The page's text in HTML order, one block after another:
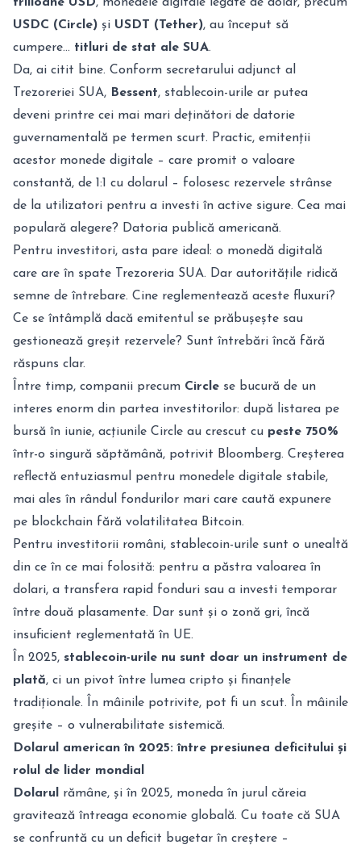
USDC (Circle) și USDT (Tether), au început să
cumpere... titluri de stat ale SUA.
Da, ai citit bine. Conform secretarului adjunct al
Trezoreriei SUA, Bessent, stablecoin-urile ar putea
deveni printre cei mai mari deținători de datorie
guvernamentală pe termen scurt. Practic, emitenții
acestor monede digitale – care promit o valoare
constantă, de 1:1 cu dolarul – folosesc rezervele strânse
de la utilizatori pentru a investi în active sigure. Cea mai
populară alegere? Datoria publică americană.
Pentru investitori, asta pare ideal: o monedă digitală
care are în spate Trezoreria SUA. Dar autoritățile ridică
semne de întrebare. Cine reglementează aceste fluxuri?
Ce se întâmplă dacă emitentul se prăbușește sau
gestionează greșit rezervele? Sunt întrebări încă fără
răspuns clar.
Între timp, companii precum Circle se bucură de un
interes enorm din partea investitorilor: după listarea pe
bursă în iunie, acțiunile Circle au crescut cu peste 750%
într-o singură săptămână, potrivit Bloomberg. Creșterea
reflectă entuziasmul pentru monedele digitale stabile,
mai ales în rândul fondurilor mari care caută expunere
pe blockchain fără volatilitatea Bitcoin.
Pentru investitorii români, stablecoin-urile sunt o unealtă
din ce în ce mai folosită: pentru a păstra valoarea în
dolari, a transfera rapid fonduri sau a investi temporar
între două plasamente. Dar sunt și o zonă gri, încă
insuficient reglementată în UE.
În 2025, stablecoin-urile nu sunt doar un instrument de
plată, ci un pivot între lumea cripto și finanțele
tradiționale. În mâinile potrivite, pot fi un scut. În mâinile
greșite – o vulnerabilitate sistemică.
Dolarul american în 2025: între presiunea deficitului și
rolul de lider mondial
Dolarul
rămâne, și în 2025, moneda în jurul căreia
gravitează întreaga economie globală. Cu toate că SUA
se confruntă cu un deficit bugetar în creștere –